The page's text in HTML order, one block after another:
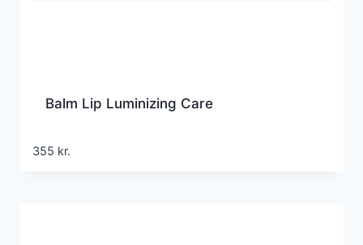
Balm Lip Luminizing Care
355 kr.